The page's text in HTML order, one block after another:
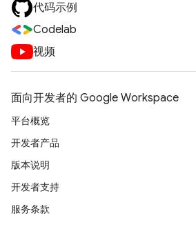
代码示例
Codelab
视频
面向开发者的 Google Workspace
平台概览
开发者产品
版本说明
开发者支持
服务条款